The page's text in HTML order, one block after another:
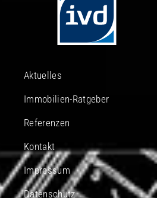
Aktuelles
Immobilien-Ratgeber
Referenzen
Kontakt
Impressum
Datenschutz